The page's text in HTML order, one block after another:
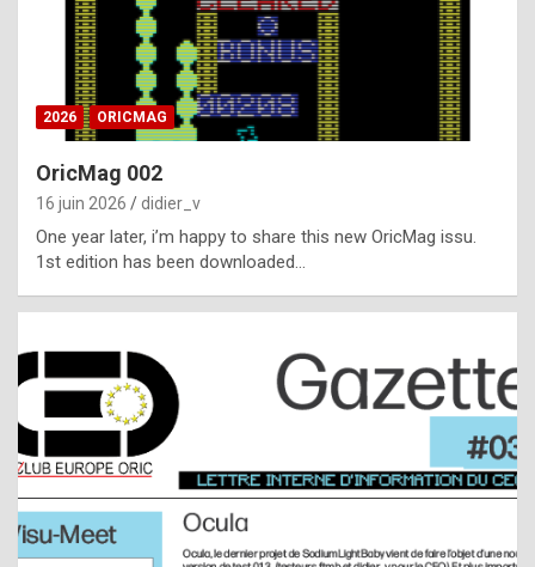
d
i
ff
i
l
t
t
s
t
a
2026 ORICMAG
OricMag 002
16 juin 2026 didier_v
One year later, i’m happy to share this new OricMag issu.
1st edition has been downloaded…